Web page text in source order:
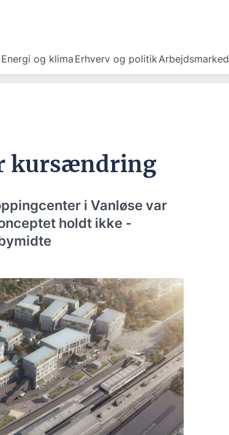
Energi og klima Erhverv og politikArbejdsmarked
kursændring
i Vanløse var
holdt ikke -